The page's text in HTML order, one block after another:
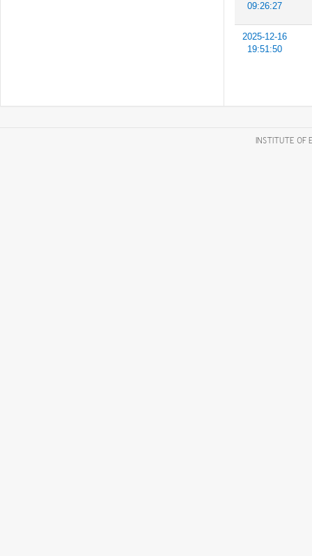
09:26:27
2025-12-16
19:51:50
INSTITUTE OF